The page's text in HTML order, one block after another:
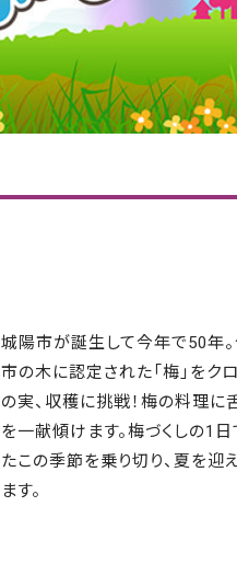
城陽市が誕生して今年で50年
市の木に認定された「梅」をク
の実、収穫に挑戦！梅の料理
を一献傾けます。梅づくしの1
たこの季節を乗り切り、夏を迎
ます。